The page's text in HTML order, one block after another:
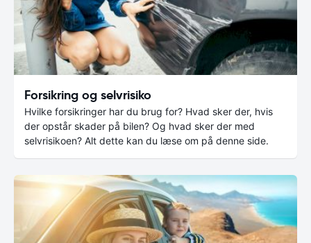
Forsikring og selvrisiko
Hvilke forsikringer har du brug for? Hvad sker der, hvis
der opstår skader på bilen? Og hvad sker der med
selvrisikoen? Alt dette kan du læse om på denne side.